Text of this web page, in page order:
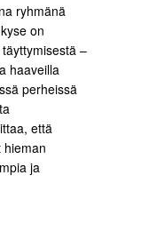
ryhmänä
on
–
haaveilla
perheissä
että
hieman
ja